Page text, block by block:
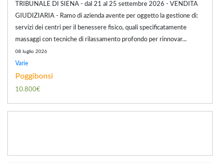
TRIBUNALE DI SIENA - dal 21 al 25 settembre 2026 - VENDITA
GIUDIZIARIA - Ramo di azienda avente per oggetto la gestione di:
servizi dei centri per il benessere fisico, quali specificatamente
massaggi con tecniche di rilassamento profondo per rinnovar...
08 luglio 2026
Varie
Poggibonsi
10.800€